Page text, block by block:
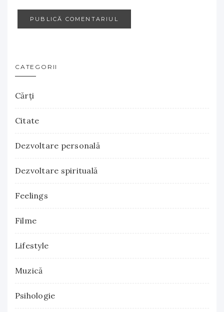
CATEGORII
Cărţi
Citate
Dezvoltare personală
Dezvoltare spirituală
Feelings
Filme
Lifestyle
Muzică
Psihologie